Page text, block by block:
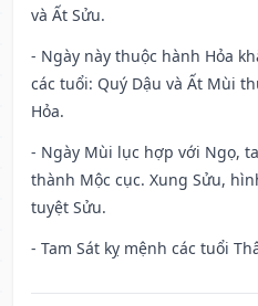
và Ất Sửu.
- Ngày này thuộc hành Hỏa
các tuổi: Quý Dậu và Ất Mùi
Hỏa.
- Ngày Mùi lục hợp với Ngọ,
thành Mộc cục. Xung Sửu,
tuyệt Sửu.
- Tam Sát kỵ mệnh các tuổi